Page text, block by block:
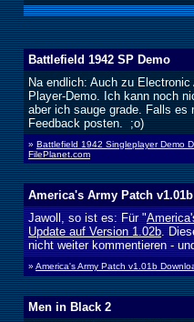
Battlefield 1942 SP Demo
Na endlich: Auch zu Electronic
Player-Demo. Ich kann noch
aber ich sauge grade. Falls
Feedback posten. ;o)
» Battlefield 1942 Singleplayer Demo
FilePlanet.com
America's Army Patch v1.01b
Jawoll, so ist es: Für "
Update auf Version 1.02b.
nicht weiter kommentieren -
» America's Army Patch v1.01b
Men in Black 2